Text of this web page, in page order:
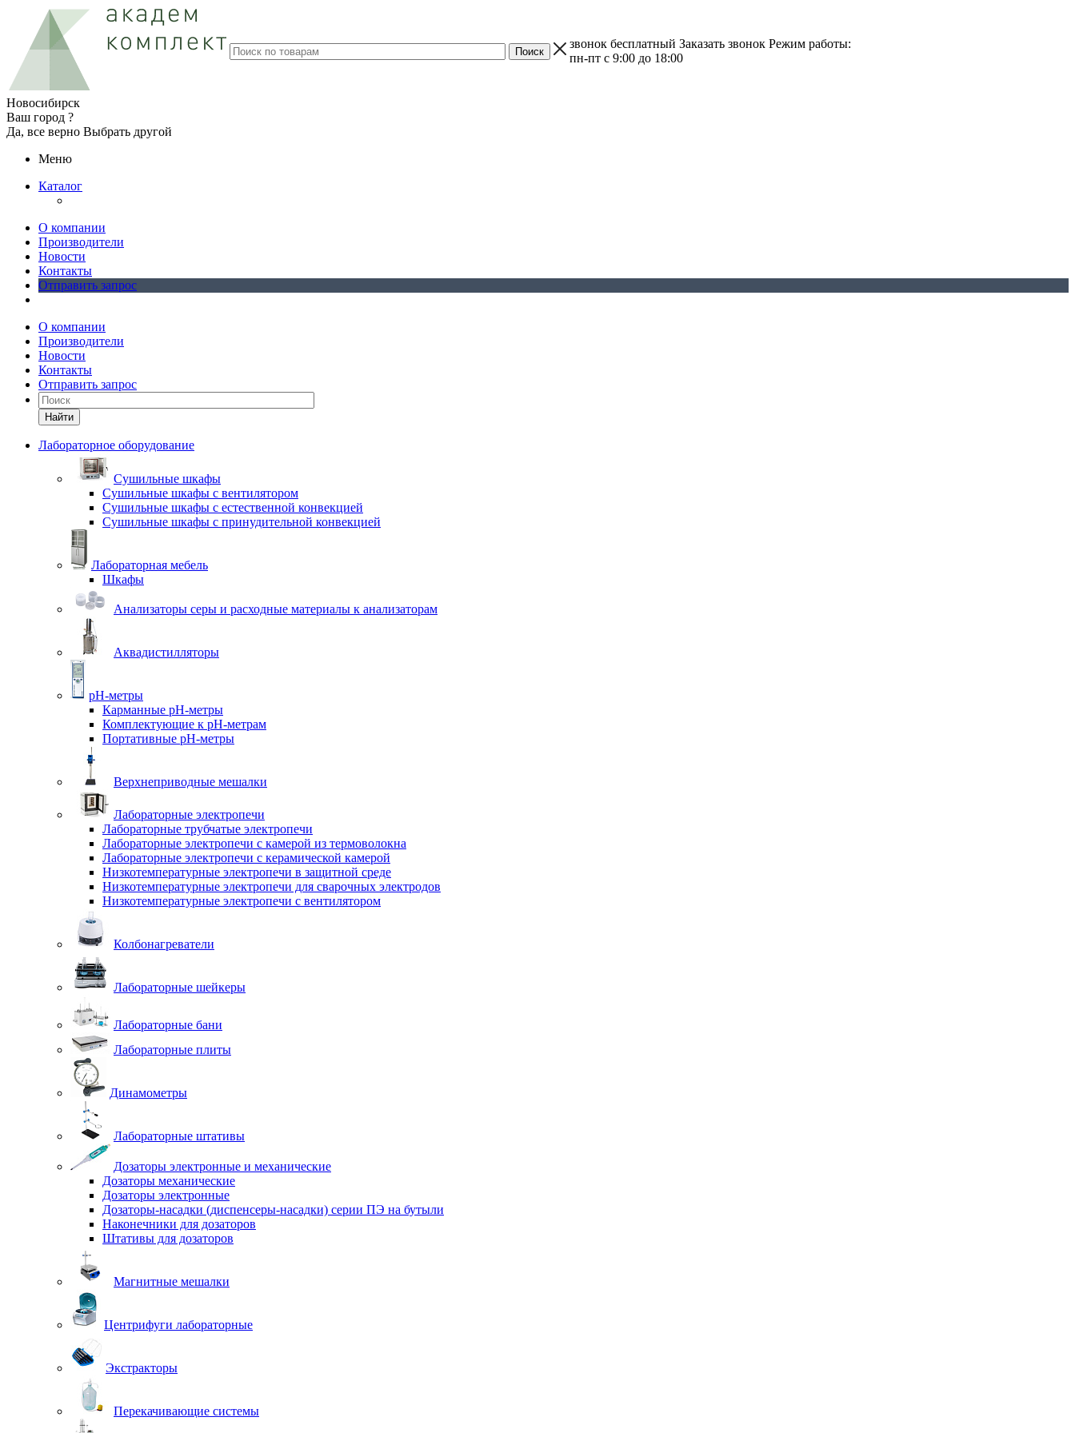
звонок бесплатный Заказать звонок Режим работы:
пн-пт с 9:00 до 18:00
Новосибирск
Ваш город ?
Да, все верно Выбрать другой
Меню
Каталог
О компании
Производители
Новости
Контакты
Отправить запрос
О компании
Производители
Новости
Контакты
Отправить запрос
Найти
Лабораторное оборудование
Cушильные шкафы
Сушильные шкафы с вентилятором
Сушильные шкафы с естественной конвекцией
Сушильные шкафы с принудительной конвекцией
Лабораторная мебель
Шкафы
Анализаторы серы и расходные материалы к анализаторам
Аквадистилляторы
pH-метры
Карманные pH-метры
Комплектующие к pH-метрам
Портативные pH-метры
Верхнеприводные мешалки
Лабораторные электропечи
Лабораторные трубчатые электропечи
Лабораторные электропечи с камерой из термоволокна
Лабораторные электропечи с керамической камерой
Низкотемпературные электропечи в защитной среде
Низкотемпературные электропечи для cварочных электродов
Низкотемпературные электропечи с вентилятором
Колбонагреватели
Лабораторные шейкеры
Лабораторные бани
Лабораторные плиты
Динамометры
Лабораторные штативы
Дозаторы электронные и механические
Дозаторы механические
Дозаторы электронные
Дозаторы-насадки (диспенсеры-насадки) серии ПЭ на бутыли
Наконечники для дозаторов
Штативы для дозаторов
Магнитные мешалки
Центрифуги лабораторные
Экстракторы
Перекачивающие системы